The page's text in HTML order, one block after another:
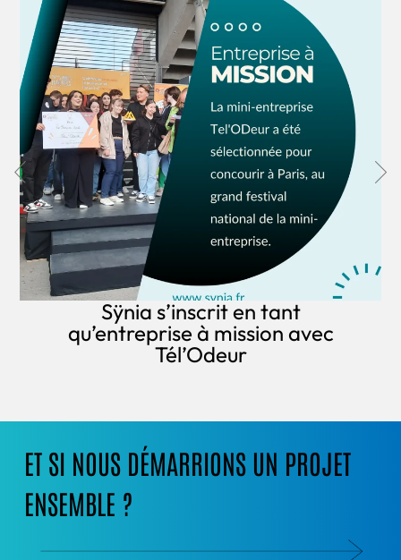
Sÿnia s’inscrit en tant
qu’entreprise à mission avec
Tél’Odeur
ET SI NOUS DÉMARRIONS UN PROJET
ENSEMBLE ?